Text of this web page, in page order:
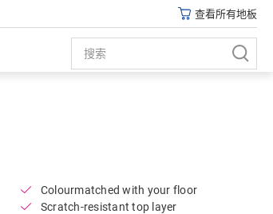
查看所有地板
Colourmatched with your floor
Scratch-resistant top layer